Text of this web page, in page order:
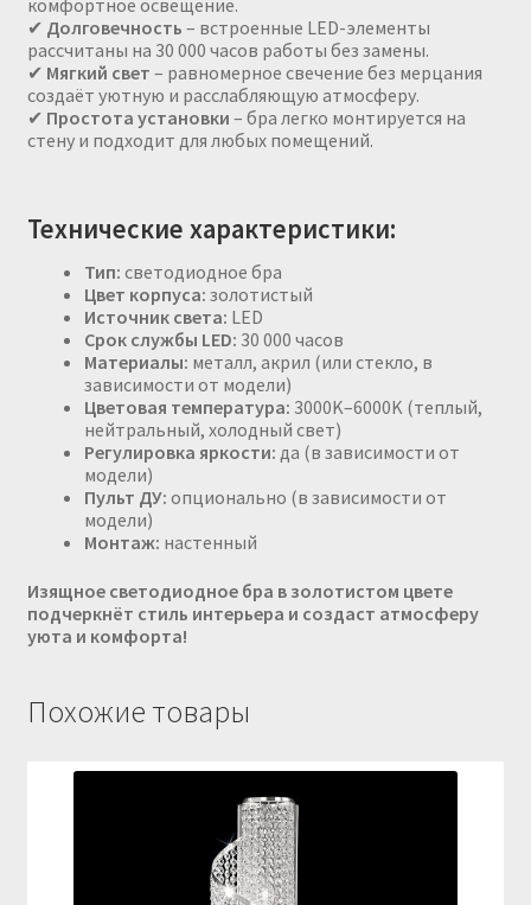
комфортное освещение.
✔ Долговечность – встроенные LED-элементы
рассчитаны на 30 000 часов работы без замены.
✔ Мягкий свет – равномерное свечение без мерцания
создаёт уютную и расслабляющую атмосферу.
✔ Простота установки – бра легко монтируется на
стену и подходит для любых помещений.
Технические характеристики:
Тип: светодиодное бра
Цвет корпуса: золотистый
Источник света: LED
Срок службы LED: 30 000 часов
Материалы: металл, акрил (или стекло, в
зависимости от модели)
Цветовая температура: 3000K–6000K (теплый,
нейтральный, холодный свет)
Регулировка яркости: да (в зависимости от
модели)
Пульт ДУ: опционально (в зависимости от
модели)
Монтаж: настенный
Изящное светодиодное бра в золотистом цвете
подчеркнёт стиль интерьера и создаст атмосферу
уюта и комфорта!
Похожие товары